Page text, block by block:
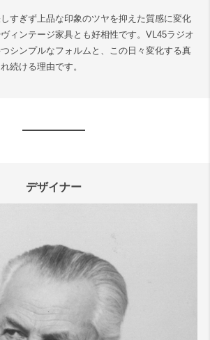
すぎず上品な印象のツヤを抑えた質感に変化
ィンテージ家具とも好相性です。VL45ラジオ
シンプルなフォルムと、この日々変化する真
続ける理由です。
デザイナー